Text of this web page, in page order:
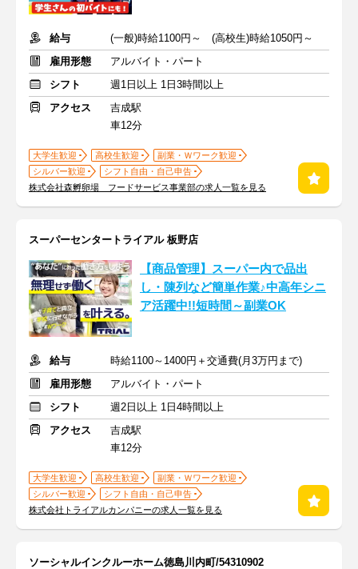
給与
(一般)時給1100円～ (高校生)時給1050円～
雇用形態
アルバイト・パート
シフト
週1日以上 1日3時間以上
アクセス
吉成駅
車12分
大学生歓迎 高校生歓迎
副業・Ｗワーク歓迎
シルバー歓迎
シフト自由・自己申告
株式会社森孵卵場 フードサービス事業部の求人一覧を見る
スーパーセンタートライアル 板野店
【商品管理】スーパー内で品出
し・陳列など簡単作業♪中高年シニ
ア活躍中!!短時間～副業OK
給与
時給1100～1400円＋交通費(月3万円まで)
雇用形態
アルバイト・パート
シフト
週2日以上 1日4時間以上
アクセス
吉成駅
車12分
大学生歓迎 高校生歓迎
副業・Ｗワーク歓迎
シルバー歓迎
シフト自由・自己申告
株式会社トライアルカンパニーの求人一覧を見る
ソーシャルインクルーホーム徳島川内町/54310902